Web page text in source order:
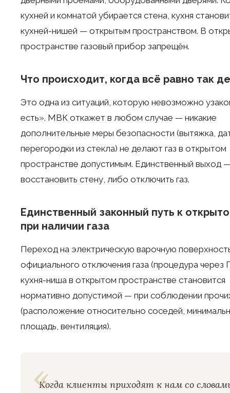
кухней и комнатой убирается стена, кухня
кухней-нишей — открытым пространством. В
пространстве газовый прибор запрещён.
Что происходит, когда всё равно так
Это одна из ситуаций, которую невозможно
есть». МВК откажет в любом случае — никакие
дополнительные меры безопасности (вытяжка,
перегородки из стекла) не делают газ в открытом
пространстве допустимым. Единственный выход
восстановить стену, либо отключить газ.
Единственный законный путь к
при наличии газа
Переход на электрическую варочную
официального отключения газа (процедура через
кухня-ниша в открытом пространстве становится
нормативно допустимой — при соблюдении
(расположение относительно соседей,
площадь, вентиляция).
Когда клиенты приходят к нам со